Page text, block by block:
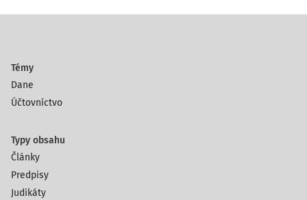
Témy
Dane
Účtovníctvo
Typy obsahu
Články
Predpisy
Judikáty